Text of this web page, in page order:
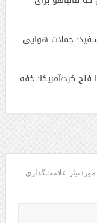
سفید: حملات هوایی
فلج کرد/آمریکا: خفه
علامت‌گذاری